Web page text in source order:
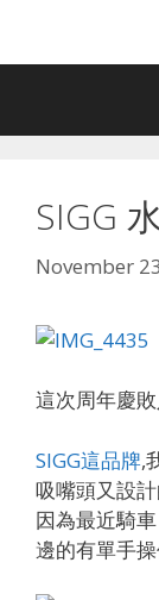
SIGG
November
這次周年慶
SIGG這品牌,
吸嘴頭又設
因為最近騎
邊的有單手